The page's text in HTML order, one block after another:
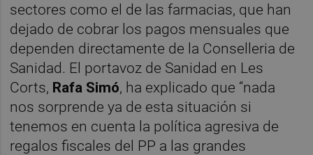
sectores como el de las farmacias, que han
dejado de cobrar los pagos mensuales que
dependen directamente de la Conselleria de
Sanidad. El portavoz de Sanidad en Les
Corts, Rafa Simó, ha explicado que “nada
nos sorprende ya de esta situación si
tenemos en cuenta la política agresiva de
regalos fiscales del PP a las grandes